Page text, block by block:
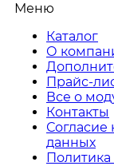
Меню
Каталог
О
Прайс-
Все о
Контакты
Согласие
данных